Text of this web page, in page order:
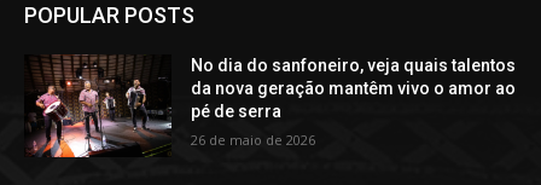
POPULAR POSTS
No dia do sanfoneiro, veja quais talentos
da nova geração mantêm vivo o amor ao
pé de serra
26 de maio de 2026